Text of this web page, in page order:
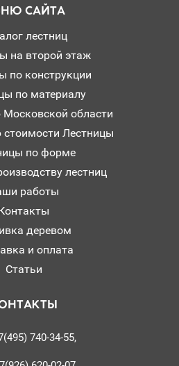
САЙТА
лестниц
на второй этаж
по конструкции
по материалу
области
стоимости Лестницы
по форме
лестниц
работы
деревом
и оплата
Статьи
740-34-55,